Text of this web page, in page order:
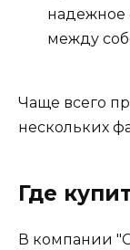
надежное
между
Чаще всего
нескольких
Где
В компании